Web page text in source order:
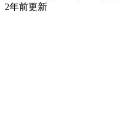
2年前更新